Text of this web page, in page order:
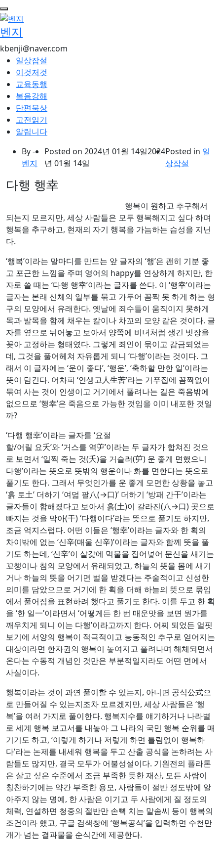
콘
텐
츠
로
건
너
뛰
기
벤지
kbenji@naver.com
일상잡설
이것저것
교육동행
복음강해
단편묵상
고전읽기
알립니다
By -
벤지
Posted on 2024년 01월 14일2024
년 01월 14일
Posted in 일
상잡설
다행 행幸
행복이 원하고 추구해서
되는지 모르지만, 세상 사람들은 모두 행복해지고 싶다 하며
행복을 추구하고, 현재의 자기 행복을 가늠하는 습성을 지닌
다.
‘행복’이라는 말마디를 만드는 앞 글자의 ‘행’은 괜히 기분 좋
고 포근한 느낌을 주며 영어의 happy를 연상하게 하지만, 한
자로 쓸 때는 ‘다행 행幸’이라는 글자를 쓴다. 이 ‘행幸’이라는
글자는 본래 신체의 일부를 묶고 가두어 꼼짝 못 하게 하는 형
구의 모양에서 유래한다. 옛날에 죄수들이 움직이지 못하게
목과 발목을 함께 채우는 칼이나 차꼬의 모양 같은 것이다. 글
자를 옆으로 뉘어놓고 보아서 양쪽에 비녀처럼 생긴 빗장을
꽂아 고정하는 형태였다. 그렇게 죄인이 묶이고 감금되었는
데, 그것을 풀어헤쳐 자유롭게 되니 ‘다행’이라는 것이다. 그
래서 이 글자에는 ‘운이 좋다’, ‘행운’, ‘축하할 만한 일’이라는
뜻이 담긴다. 어차피 ‘인생고人生苦’라는 거푸집에 꼼짝없이
묶여 사는 것이 인생이고 거기에서 풀려나는 길은 죽음밖에
없으므로 ‘행幸’은 죽음으로 가능한 것임을 이미 내포한 것일
까?
‘다행 행幸’이라는 글자를 ‘요절
할/어릴 요夭’와 ‘거스를 역屰’이라는 두 글자가 합쳐진 것으
로 보면서 ‘일찍 죽는 것(夭)을 거슬러(屰) 운 좋게 면했으니
다행’이라는 뜻으로 뜻밖의 행운이나 화를 면한다는 뜻으로
풀기도 한다. 그래서 무엇인가를 운 좋게 모면한 상황을 놓고
‘흙 토土’ 더하기 ‘여덟 팔八(→口)’ 더하기 ‘방패 간干’이라는
글자들이 합해졌다고 보아서 흙(土)이 갈라진(八→口) 곳으로
빠지는 것을 막아(干) ‘다행이다’라는 뜻으로 풀기도 하지만,
조금 억지스럽다. 어떤 이들은 ‘행幸’이라는 글자와 한 획의
차이밖에 없는 ‘신辛(매울 신辛)’이라는 글자와 함께 뜻을 풀
기도 하는데, ‘신辛’이 살갗에 먹물을 집어넣어 문신을 새기는
꼬챙이나 침의 모양에서 유래되었고, 하늘의 뜻을 몸에 새기
거나 하늘의 뜻을 어기면 벌을 받겠다는 주술적이고 신성한
의미를 담았으므로 거기에 한 획을 더해 하늘의 뜻으로 묶임
에서 풀어짐을 표현하려 했다고 풀기도 한다. 이를 두고 한 획
을 ‘한 일一’이라면서 ‘어떻게든 한 번 매운맛을 보면 뭔가를
깨우치게 되니 이는 다행’이라고까지 한다. 어찌 되었든 얼핏
보기에 서양의 행복이 적극적이고 능동적인 추구로 얻어지는
대상이라면 한자권의 행복이 놓여지고 풀려나며 해체되면서
온다는 수동적 개념인 것만은 부분적일지라도 어떤 면에서
사실이다.
행복이라는 것이 과연 풀이할 수 있는지, 아니면 공식公式으
로 만들어질 수 있는지조차 모르겠지만, 세상 사람들은 ‘행
복’을 여러 가지로 풀이한다. 행복지수를 얘기하거나 나라별
로 세계 행복 보고서를 내놓아 그 나라의 국민 행복 순위를 매
기기도 하고, ‘이렇게 하거나 저렇게 하면 틀림없이 행복하
다’라는 논제를 내세워 행복을 두고 산출 공식을 논하려는 사
람들도 많지만, 결국 모두가 어불성설이다. 기원전의 플라톤
은 살고 싶은 수준에서 조금 부족한 듯한 재산, 모든 사람이
칭찬하기에는 약간 부족한 용모, 사람들이 절반 정도밖에 알
아주지 않는 명예, 한 사람은 이기고 두 사람에게 질 정도의
체력, 연설하면 청중의 절반만 손뼉 치는 말솜씨 등이 행복의
조건이라 했고, 구글 검색창에 ‘행복공식’을 입력하면 수천만
개가 넘는 결과물을 순식간에 제공한다.